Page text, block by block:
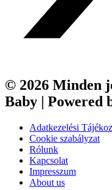
© 2026 Minden
Baby | Powered
Adatkezelési
Cookie szabályzat
Rólunk
Kapcsolat
Impresszum
About us